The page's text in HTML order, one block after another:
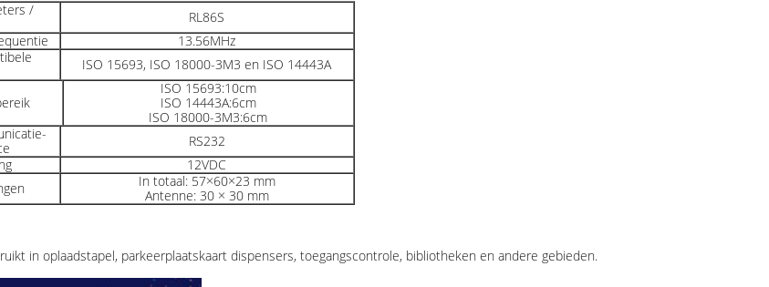
/
RL86S
13.56MHz
ISO 15693, ISO 18000-3M3 en ISO 14443A
ISO 15693:10cm
ISO 14443A:6cm
ISO 18000-3M3:6cm
RS232
12VDC
In totaal: 57×60×23 mm
Antenne: 30 × 30 mm
in oplaadstapel, parkeerplaatskaart dispensers, toegangscontrole, bibliotheken en andere gebieden.